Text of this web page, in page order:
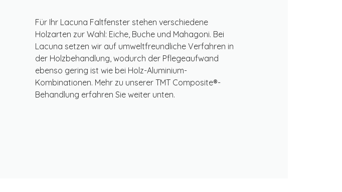
Für Ihr Lacuna Faltfenster stehen verschiedene
Holzarten zur Wahl: Eiche, Buche und Mahagoni. Bei
Lacuna setzen wir auf umweltfreundliche Verfahren in
der Holzbehandlung, wodurch der Pflegeaufwand
ebenso gering ist wie bei Holz-Aluminium-
Kombinationen. Mehr zu unserer TMT Composite®-
Behandlung erfahren Sie weiter unten.